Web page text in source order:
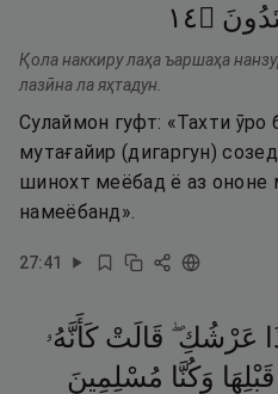
۝٤١
Қола наккиру лаҳа ъаршаҳа
лазӣна ла яҳтадун.
Сулаймон гуфт: «Тахти ӯро
мутағайир (дигаргун)
шинохт меёбад ё аз ононе
намеёбанд».
27:41
عَرْشُكِ ۖ قَالَتْ كَأَنَّهُۥ
قَبْلِهَا وَكُنَّا مُسْلِمِينَ